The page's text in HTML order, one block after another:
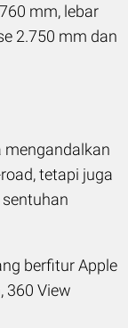
mm, lebar
2.750 mm dan
mengandalkan
tetapi juga
berfitur Apple
360 View